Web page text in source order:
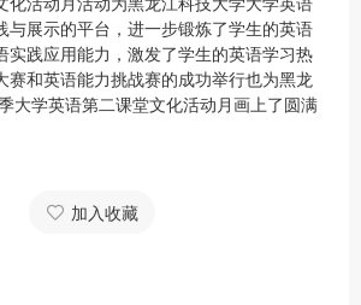
与展示的平台，进一步锻炼了学生的英语
实践应用能力，激发了学生的英语学习热
赛和英语能力挑战赛的成功举行也为黑龙
大学英语第二课堂文化活动月画上了圆满
加入收藏